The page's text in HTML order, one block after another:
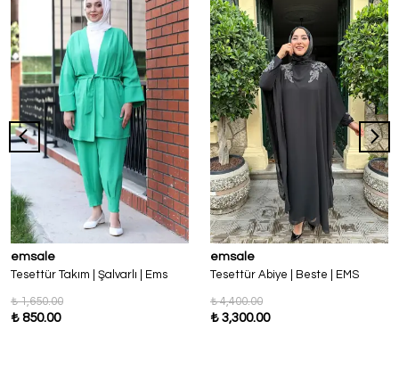
emsale
Tesettür Takım | Şalvarlı | Ems
₺ 1,650.00
₺ 850.00
emsale
Tesettür Abiye | Beste | EMS
₺ 4,400.00
₺ 3,300.00